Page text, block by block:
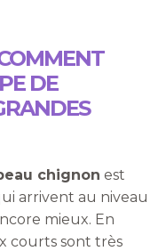
DE
chignon est
arrivent au niveau
mieux. En
courts sont très